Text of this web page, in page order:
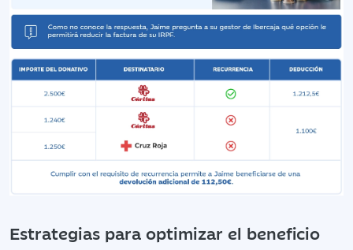
Estrategias para optimizar el beneficio